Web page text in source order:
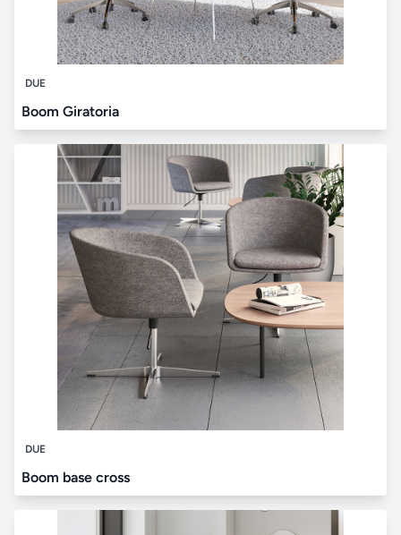
DUE
Boom Giratoria
DUE
Boom base cross